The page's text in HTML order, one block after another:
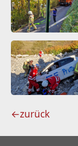
←zurück